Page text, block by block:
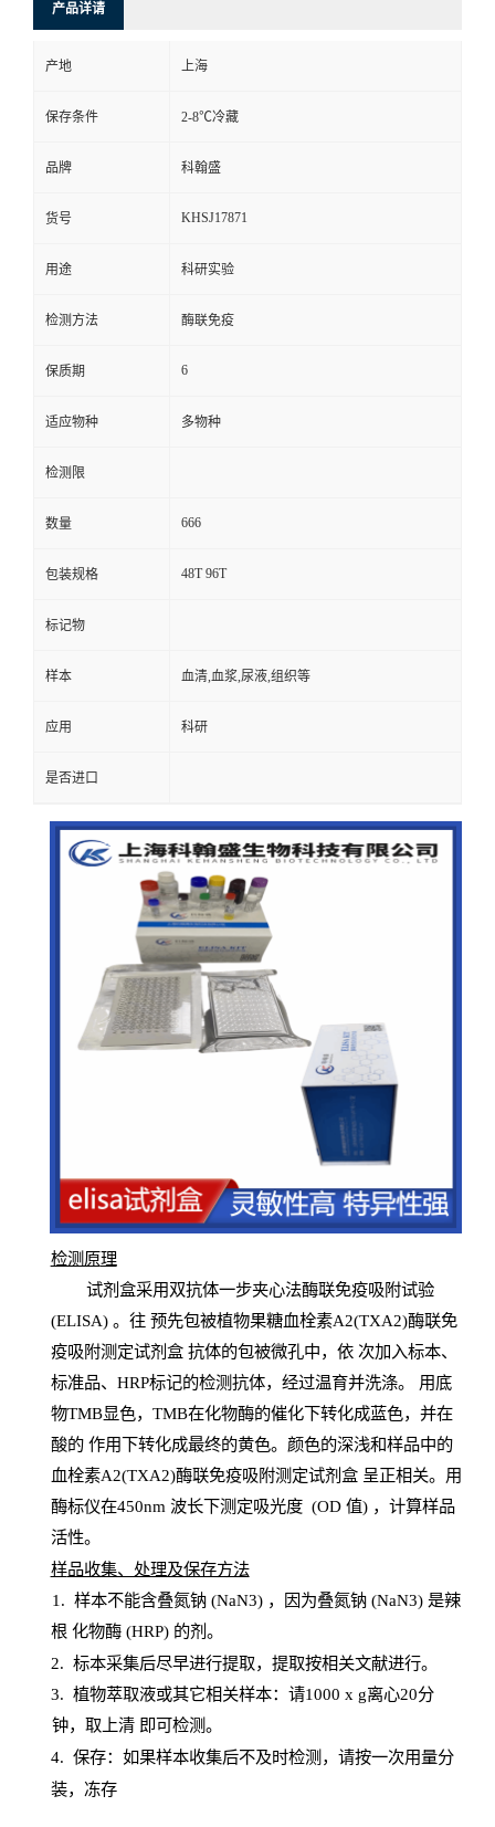
产品详请
产地 上海
保存条件 2-8℃冷藏
品牌 科翰盛
货号 KHSJ17871
用途 科研实验
检测方法 酶联免疫
保质期 6
适应物种 多物种
检测限
数量 666
包装规格 48T 96T
标记物
样本 血清,血浆,尿液,组织等
应用 科研
是否进口
检测原理
试剂盒采用双抗体一步夹心法酶联免疫吸附试验
(ELISA) 。往 预先包被植物果糖血栓素A2(TXA2)酶联免
疫吸附测定试剂盒抗体的包被微孔中，依 次加入标本、
标准品、 HRP标记的检测抗体，经过温育并洗涤。
用底
物TMB显色， TMB在化物酶的催化下转化成蓝色，并在
酸的 作用下转化成最终的黄色。颜色的深浅和样品中的
血栓素A2(TXA2)酶联免疫吸附测定试剂盒呈正相关。用
酶标仪在450nm 波长下测定吸光度 (OD 值) ，计算样品
活性。
样品收集、处理及保存方法
1 . 样本不能含叠氮钠(NaN3) ，因为叠氮钠 (NaN3) 是辣
根 化物酶(HRP) 的剂。
2. 标本采集后尽早进行提取，提取按相关文献进行。
3. 植物萃取液或其它相关样本：请1000 x g离心20分
钟，取上清 即可检测。
4. 保存：如果样本收集后不及时检测，请按一次用量分
装，冻存